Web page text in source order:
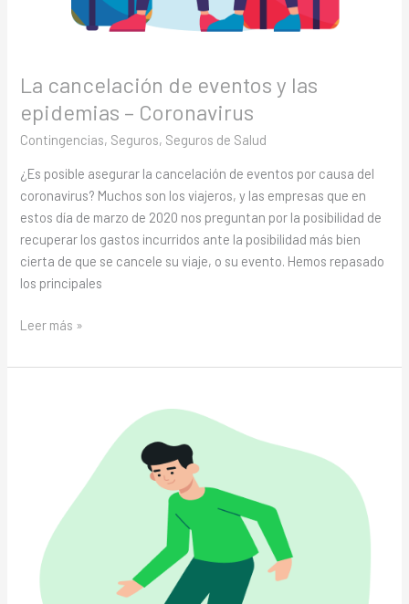
La cancelación de eventos y las
epidemias – Coronavirus
Contingencias, Seguros, Seguros de Salud
¿Es posible asegurar la cancelación de eventos por causa del
coronavirus? Muchos son los viajeros, y las empresas que en
estos día de marzo de 2020 nos preguntan por la posibilidad de
recuperar los gastos incurridos ante la posibilidad más bien
cierta de que se cancele su viaje, o su evento. Hemos repasado
los principales
Leer más »
seguro
intermediarios